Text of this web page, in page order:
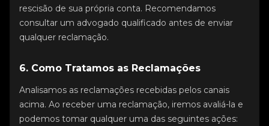
rescisão de sua própria conta. Recomendamos
consultar um advogado qualificado antes de enviar
qualquer reclamação.
6. Como Tratamos as Reclamações
Analisamos as reclamações recebidas pelos canais
acima. Ao receber uma reclamação, iremos avaliá-la e
podemos tomar qualquer uma das seguintes ações: